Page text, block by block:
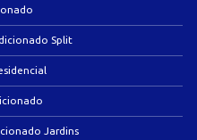
Split
Jardins